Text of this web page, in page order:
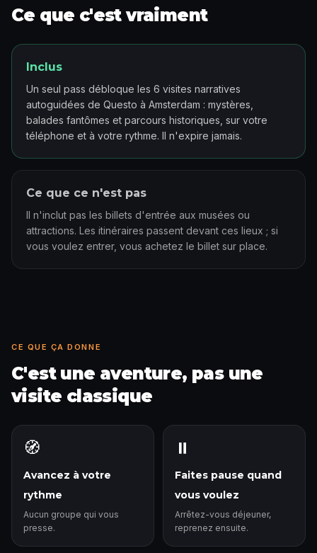
Ce que c'est vraiment
Inclus
Un seul pass débloque les 6 visites narratives
autoguidées de Questo à Amsterdam : mystères,
balades fantômes et parcours historiques, sur votre
téléphone et à votre rythme. Il n'expire jamais.
Ce que ce n'est pas
Il n'inclut pas les billets d'entrée aux musées ou
attractions. Les itinéraires passent devant ces lieux ; si
vous voulez entrer, vous achetez le billet sur place.
CE QUE ÇA DONNE
C'est une aventure, pas une
visite classique
🧭
Avancez à votre
rythme
Aucun groupe qui vous
presse.
⏸️
Faites pause quand
vous voulez
Arrêtez-vous déjeuner,
reprenez ensuite.